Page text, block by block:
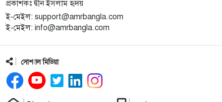
গোপালগঞ্জে ডিসির বাসভবনের সামনে ককটেল বিস্ফোরণ
১২
সন্ত্রাসীদের ব্যবস্থা না নেওয়া হলে আমার পক্ষে নির্বাচন করা
সম্ভব নয় : ভিপি নূর
১৩
প্রকাশকঃ দ্বীন ইসলাম হৃদয়
ই-মেইল: support@amrbangla.com
ই-মেইল: info@amrbangla.com
সোশ্যাল মিডিয়া